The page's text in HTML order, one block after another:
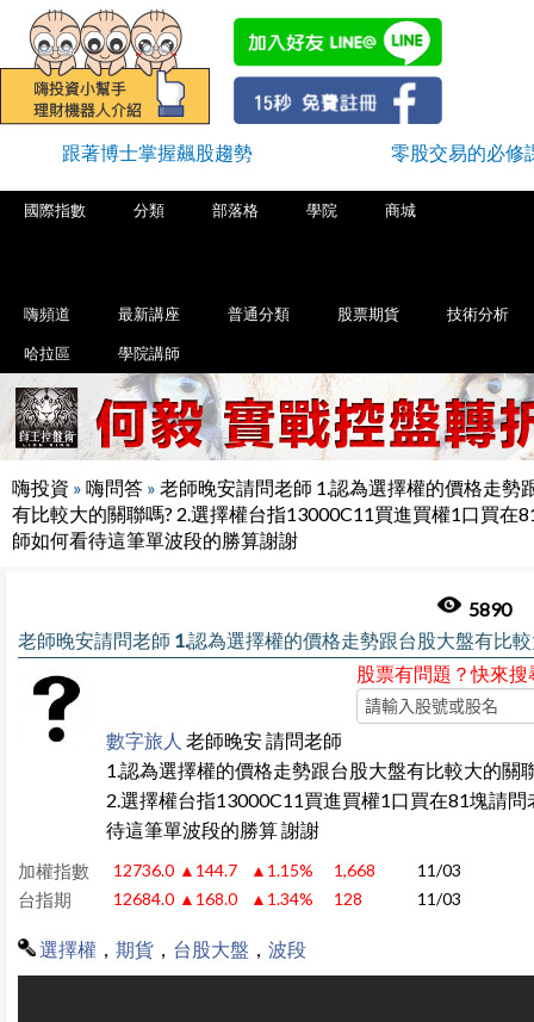
跟著博士掌握飆股趨勢 零股交易的必修
國際指數 分類 部落格 學院 商城
嗨頻道 最新講座 普通分類 股票期貨 技術分析
哈拉區 學院講師
嗨投資 » 嗨問答 » 老師晚安請問老師 1.認為選擇權的價格走勢
有比較大的關聯嗎? 2.選擇權台指13000C11買進買權1口買在
師如何看待這筆單波段的勝算謝謝
5890
股票有問題？快來搜
數字旅人 老師晚安 請問老師
1.認為選擇權的價格走勢跟台股大盤有比較大的關
2.選擇權台指13000C11買進買權1口買在81塊請問
待這筆單波段的勝算 謝謝
加權指數 12736.0 ▲144.7 ▲1.15% 1,668 11/03
台指期 12684.0 ▲168.0 ▲1.34% 128 11/03
選擇權 期貨 台股大盤 波段